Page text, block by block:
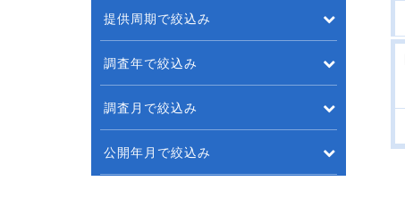
提供周期で絞込み
調査年で絞込み
調査月で絞込み
公開年月で絞込み